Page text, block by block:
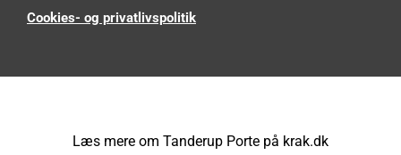
Cookies- og privatlivspolitik
Læs mere om Tanderup Porte på krak.dk